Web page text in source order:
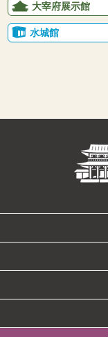
大宰府展示館
水城館